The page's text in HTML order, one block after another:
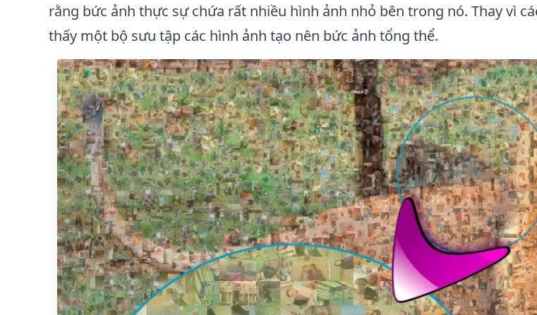
rằng bức ảnh thực sự chứa rất nhiều hình ảnh nhỏ bên trong nó. Thay vì
thấy một bộ sưu tập các hình ảnh tạo nên bức ảnh tổng thể.